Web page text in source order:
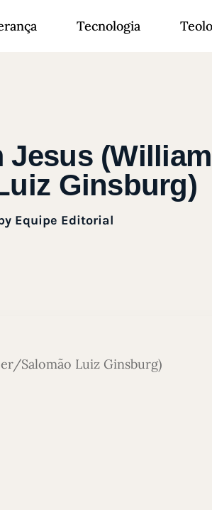
Tecnologia
Ginsburg)
Equipe Editorial
Salomão Luiz Ginsburg)